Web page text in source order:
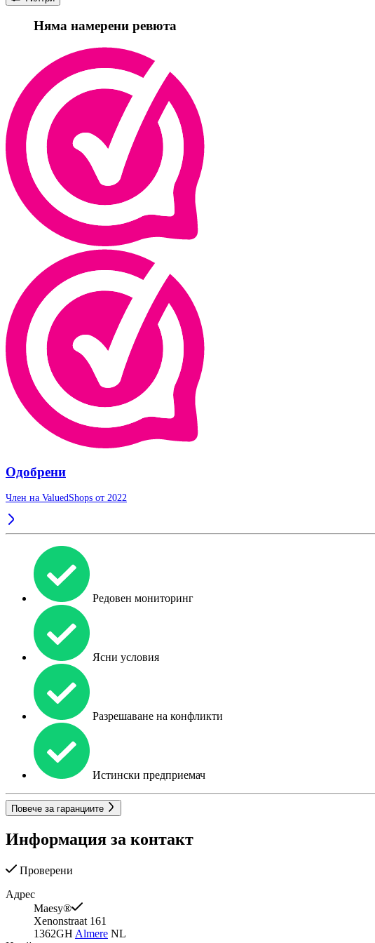
Няма намерени ревюта
Одобрени
Член на ValuedShops от 2022
Редовен мониторинг
Ясни условия
Разрешаване на конфликти
Истински предприемач
Повече за гаранциите
Информация за контакт
Проверени
Адрес
Maesy®
Xenonstraat 161
1362GH Almere NL